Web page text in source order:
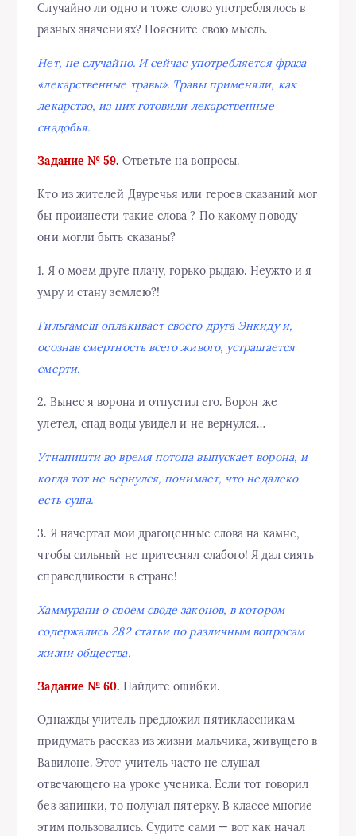
Случайно ли одно и тоже слово употреблялось в
разных значениях? Поясните свою мысль.
Нет, не случайно. И сейчас употребляется фраза
«лекарственные травы». Травы применяли, как
лекарство, из них готовили лекарственные
снадобья.
Задание № 59. Ответьте на вопросы.
Кто из жителей Двуречья или героев сказаний мог
бы произнести такие слова ? По какому поводу
они могли быть сказаны?
1. Я о моем друге плачу, горько рыдаю. Неужто и я
умру и стану землею?!
Гильгамеш оплакивает своего друга Энкиду и,
осознав смертность всего живого, устрашается
смерти.
2. Вынес я ворона и отпустил его. Ворон же
улетел, спад воды увидел и не вернулся…
Утнапишти во время потопа выпускает ворона, и
когда тот не вернулся, понимает, что недалеко
есть суша.
3. Я начертал мои драгоценные слова на камне,
чтобы сильный не притеснял слабого! Я дал сиять
справедливости в стране!
Хаммурапи о своем своде законов, в котором
содержались 282 статьи по различным вопросам
жизни общества.
Задание № 60. Найдите ошибки.
Однажды учитель предложил пятиклассникам
придумать рассказ из жизни мальчика, живущего в
Вавилоне. Этот учитель часто не слушал
отвечающего на уроке ученика. Если тот говорил
без запинки, то получал пятерку. В классе многие
этим пользовались. Судите сами — вот как начал